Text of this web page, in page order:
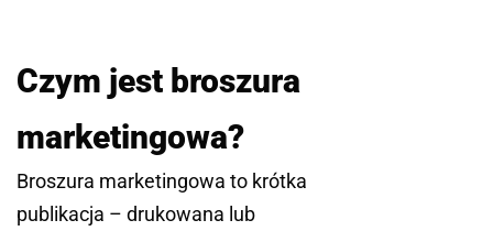
Czym jest broszura
marketingowa?
Broszura marketingowa to krótka
publikacja – drukowana lub